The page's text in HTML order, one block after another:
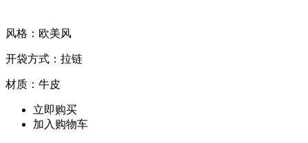
风格：欧美风
开袋方式：拉链
材质：牛皮
立即购买
加入购物车